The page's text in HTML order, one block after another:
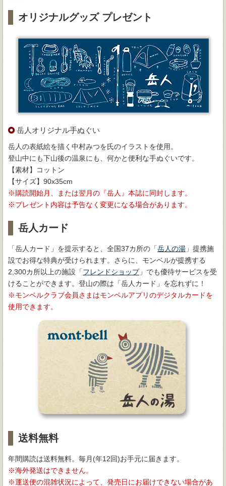
オリジナルグッズ プレゼント
岳人オリジナル手ぬぐい
岳人の表紙絵を描く中村みつを氏のイラストを使用。
登山中にも下山後の温泉にも、何かと便利な手ぬぐいです。
【素材】コットン
【サイズ】90x35cm
購読開始月、または翌月の『岳人』本誌に同封します。
プレゼント内容は予告なく変更になる場合があります。
岳人カード
「岳人カード」を提示すると、全国37カ所の「岳人の湯 」提携施
設でお得な特典が受けられます。さらに、モンベルが提携する
2,300カ所以上の施設「フレンドショップ」でも優待サービスを受
けることができます。登山の際は「岳人カード」を忘れずに！
モンベルクラブ会員さまはモンベルアプリのデジタルカードを
使用できます。
送料無料
年間購読は送料無料。毎月(年12回)お手元に届きます。
海外発送はできません。
運送便の混雑状況によって、発売日にお届けできない場合があ